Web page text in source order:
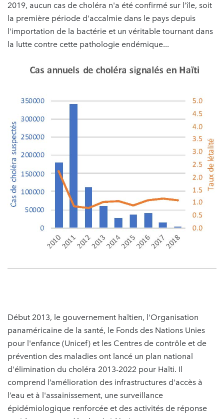
2019, aucun cas de choléra n'a été confirmé sur l’île, soit
la première période d'accalmie dans le pays depuis
l'importation de la bactérie et un véritable tournant dans
la lutte contre cette pathologie endémique...
Début 2013, le gouvernement haïtien, l'Organisation
panaméricaine de la santé, le Fonds des Nations Unies
pour l'enfance (Unicef) et les Centres de contrôle et de
prévention des maladies ont lancé un plan national
d'élimination du choléra 2013-2022 pour Haïti. Il
comprend l’amélioration des infrastructures d'accès à
l’eau et à l'assainissement, une surveillance
épidémiologique renforcée et des activités de réponse